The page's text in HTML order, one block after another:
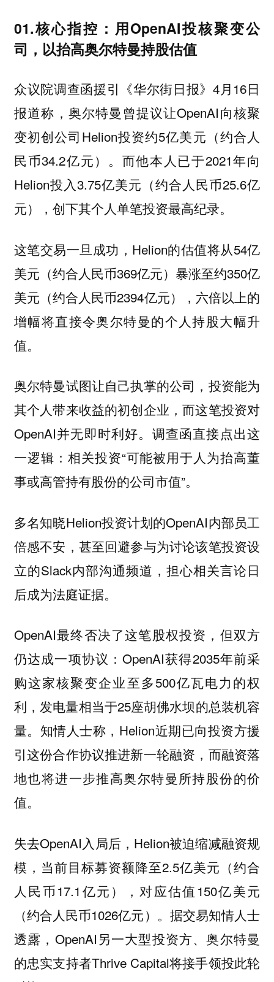
01.核心指控：用OpenAI投核聚变公
司，以抬高奥尔特曼持股估值
众议院调查函援引《华尔街日报》4月16日
报道称，奥尔特曼曾提议让OpenAI向核聚
变初创公司Helion投资约5亿美元（约合人
民币34.2亿元）。而他本人已于2021年向
Helion投入3.75亿美元（约合人民币25.6亿
元），创下其个人单笔投资最高纪录。
这笔交易一旦成功，Helion的估值将从54亿
美元（约合人民币369亿元）暴涨至约350亿
美元（约合人民币2394亿元），六倍以上的
增幅将直接令奥尔特曼的个人持股大幅升
值。
奥尔特曼试图让自己执掌的公司，投资能为
其个人带来收益的初创企业，而这笔投资对
OpenAI并无即时利好。调查函直接点出这
一逻辑：相关投资“可能被用于人为抬高董
事或高管持有股份的公司市值”。
多名知晓Helion投资计划的OpenAI内部员工
倍感不安，甚至回避参与为讨论该笔投资设
立的Slack内部沟通频道，担心相关言论日
后成为法庭证据。
OpenAI最终否决了这笔股权投资，但双方
仍达成一项协议：OpenAI获得2035年前采
购这家核聚变企业至多500亿瓦电力的权
利，发电量相当于25座胡佛水坝的总装机容
量。知情人士称，Helion近期已向投资方援
引这份合作协议推进新一轮融资，而融资落
地也将进一步推高奥尔特曼所持股份的价
值。
失去OpenAI入局后，Helion被迫缩减融资规
模，当前目标募资额降至2.5亿美元（约合
人民币17.1亿元），对应估值150亿美元
（约合人民币1026亿元）。据交易知情人士
透露，OpenAI另一大型投资方、奥尔特曼
的忠实支持者Thrive Capital将接手领投此轮